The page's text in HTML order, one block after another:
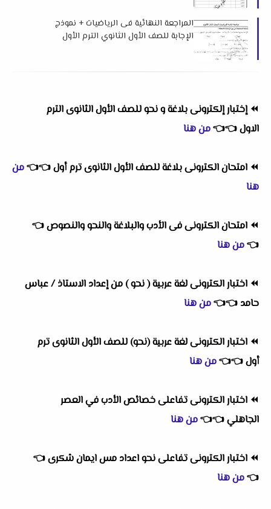
المراجعة النهائية فى الرياضيات + نموذج
الإجابة للصف الأول الثانوي الترم الأول
⏪إختبار إلكترونى بلاغة و نحو للصف الأول الثانوى الترم
الاول👈
👈من هنا
⏪ امتحان الكترونى بلاغة للصف الأول الثانوى ترم أول👈
👈من
هنا
⏪ امتحان الكترونى فى الأدب والبلاغة والنحو والنصوص👈
👈من هنا
⏪ اختبار الكترونى لغة عربية ( نحو ) من إعداد الاستاذ / عباس
حامد 👈
👈من هنا
⏪ اختبار الكترونى لغة عربية (نحو) للصف الأول الثانوى ترم
أول👈
👈من هنا
⏪ اختبار الكترونى تفاعلى خصائص الأدب في العصر
الجاهلي👈
👈من هنا
⏪ اختبار الكترونى تفاعلى نحو اعداد مس ايمان شكرى👈
👈من هنا